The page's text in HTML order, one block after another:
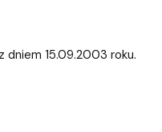
15.09.2003 roku.